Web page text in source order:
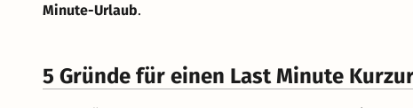
Minute-Urlaub.
5 Gründe für einen Last Minute